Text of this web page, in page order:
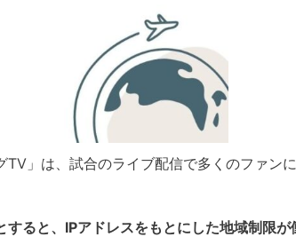
」は、試合のライブ配信で多くのファンに
ると、IPアドレスをもとにした地域制限が